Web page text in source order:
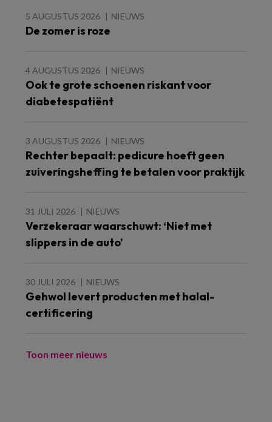
5 AUGUSTUS 2026 NIEUWS
De zomer is roze
4 AUGUSTUS 2026 NIEUWS
Ook te grote schoenen riskant voor
diabetespatiënt
3 AUGUSTUS 2026 NIEUWS
Rechter bepaalt: pedicure hoeft geen
zuiveringsheffing te betalen voor praktijk
31 JULI 2026 NIEUWS
Verzekeraar waarschuwt: ‘Niet met
slippers in de auto’
30 JULI 2026 NIEUWS
Gehwol levert producten met halal-
certificering
Toon meer nieuws